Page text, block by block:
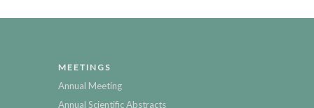
MEETINGS
Annual Meeting
Annual Scientific Abstracts